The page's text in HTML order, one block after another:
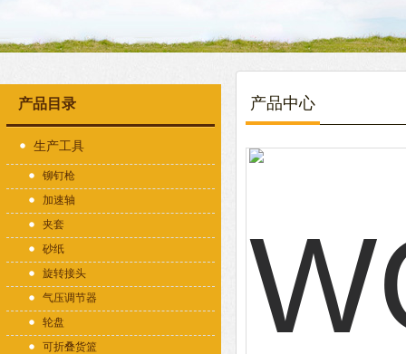
产品目录
生产工具
铆钉枪
加速轴
夹套
砂纸
旋转接头
气压调节器
轮盘
可折叠货篮
产品中心